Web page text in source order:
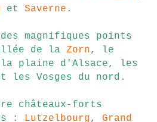
et Saverne .
magnifiques points
de la Zorn,
le
plaine d'Alsace, les
les Vosges du nord.
châteaux-forts
: Lutzelbourg, Grand